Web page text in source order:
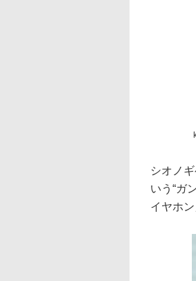
シオノ
いう“ガ
イヤホ